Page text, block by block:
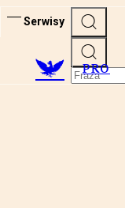
Serwisy
PRO